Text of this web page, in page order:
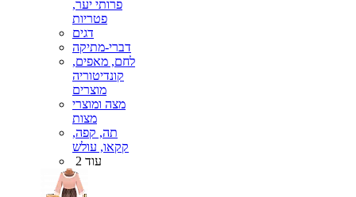
פרותי יער,
פטריות
דגים
דברי-מתיקה
לחם, מאפים,
קונדיטוריה
מוצרים
מצה ומוצרי
מצות
תה, קפה,
קקאו, עולש
עוד 2